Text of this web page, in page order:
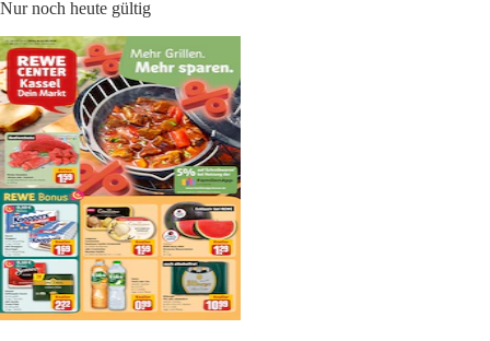
Nur noch heute gültig